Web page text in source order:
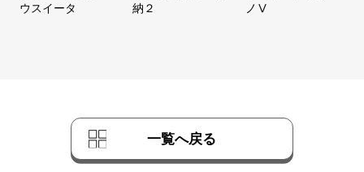
ウスイータ
納２
ノⅤ
一覧へ戻る